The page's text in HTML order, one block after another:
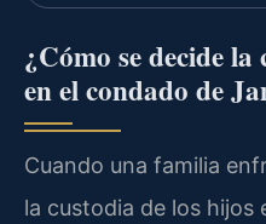
¿Cómo se decide
en el condado de
Cuando una familia
la custodia de los hijos